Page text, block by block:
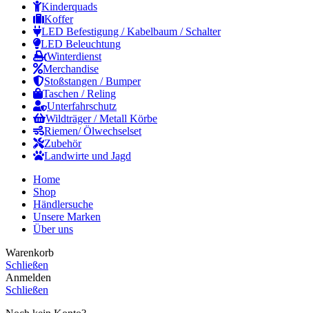
Kinderquads
Koffer
LED Befestigung / Kabelbaum / Schalter
LED Beleuchtung
Winterdienst
Merchandise
Stoßstangen / Bumper
Taschen / Reling
Unterfahrschutz
Wildträger / Metall Körbe
Riemen/ Ölwechselset
Zubehör
Landwirte und Jagd
Home
Shop
Händlersuche
Unsere Marken
Über uns
Warenkorb
Schließen
Anmelden
Schließen